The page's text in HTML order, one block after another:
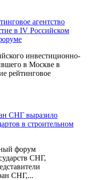
агентство
в IV Российском
инвестиционно-
в Москве в
рейтинговое
СНГ выразило
в строительном
форум
СНГ,
СНГ,...